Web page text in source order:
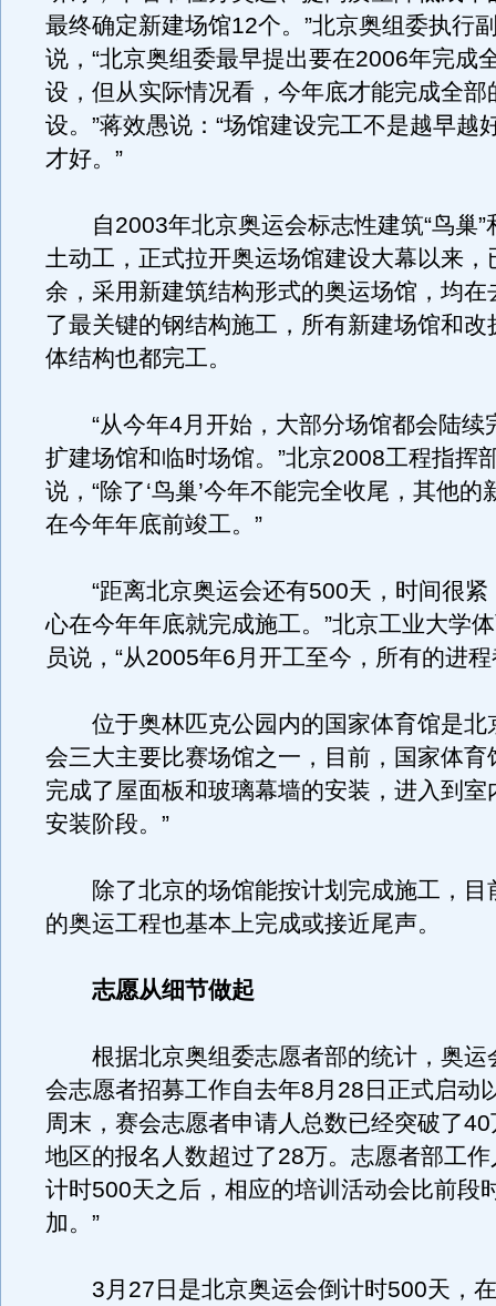
最终确定新建场馆12个。”北京奥组委执行
说，“北京奥组委最早提出要在2006年完成
设，但从实际情况看，今年底才能完成全部
设。”蒋效愚说：“场馆建设完工不是越早越
才好。”
自2003年北京奥运会标志性建筑“鸟巢”
土动工，正式拉开奥运场馆建设大幕以来，
余，采用新建筑结构形式的奥运场馆，均在
了最关键的钢结构施工，所有新建场馆和改
体结构也都完工。
“从今年4月开始，大部分场馆都会陆续
扩建场馆和临时场馆。”北京2008工程指挥
说，“除了‘鸟巢’今年不能完全收尾，其他的
在今年年底前竣工。”
“距离北京奥运会还有500天，时间很紧
心在今年年底就完成施工。”北京工业大学
员说，“从2005年6月开工至今，所有的进
位于奥林匹克公园内的国家体育馆是北
会三大主要比赛场馆之一，目前，国家体育
完成了屋面板和玻璃幕墙的安装，进入到室
安装阶段。”
除了北京的场馆能按计划完成施工，目
的奥运工程也基本上完成或接近尾声。
志愿从细节做起
根据北京奥组委志愿者部的统计，奥运
会志愿者招募工作自去年8月28日正式启动
周末，赛会志愿者申请人总数已经突破了
地区的报名人数超过了28万。志愿者部工作
计时500天之后，相应的培训活动会比前段
加。”
3月27日是北京奥运会倒计时500天，